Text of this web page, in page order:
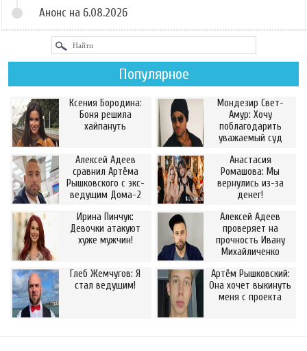
Анонс на 6.08.2026
Популярное
Ксения Бородина:
Боня решила
хайпануть
Мондезир Свет-
Амур: Хочу
поблагодарить
уважаемый суд
Алексей Адеев
сравнил Артёма
Рышковского с экс-
ведущим Дома-2
Анастасия
Ромашова: Мы
вернулись из-за
денег!
Ирина Пинчук:
Девочки атакуют
хуже мужчин!
Алексей Адеев
проверяет на
прочность Ивану
Михайличенко
Глеб Жемчугов: Я
стал ведущим!
Артём Рышковский:
Она хочет выкинуть
меня с проекта